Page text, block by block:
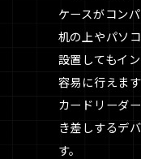
ケースがコン
机の上やパソ
設置してもイ
容易に行えます
カードリーダ
き差しするデ
す。